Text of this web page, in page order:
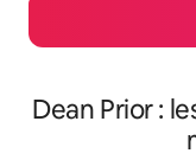
Dean Prior :